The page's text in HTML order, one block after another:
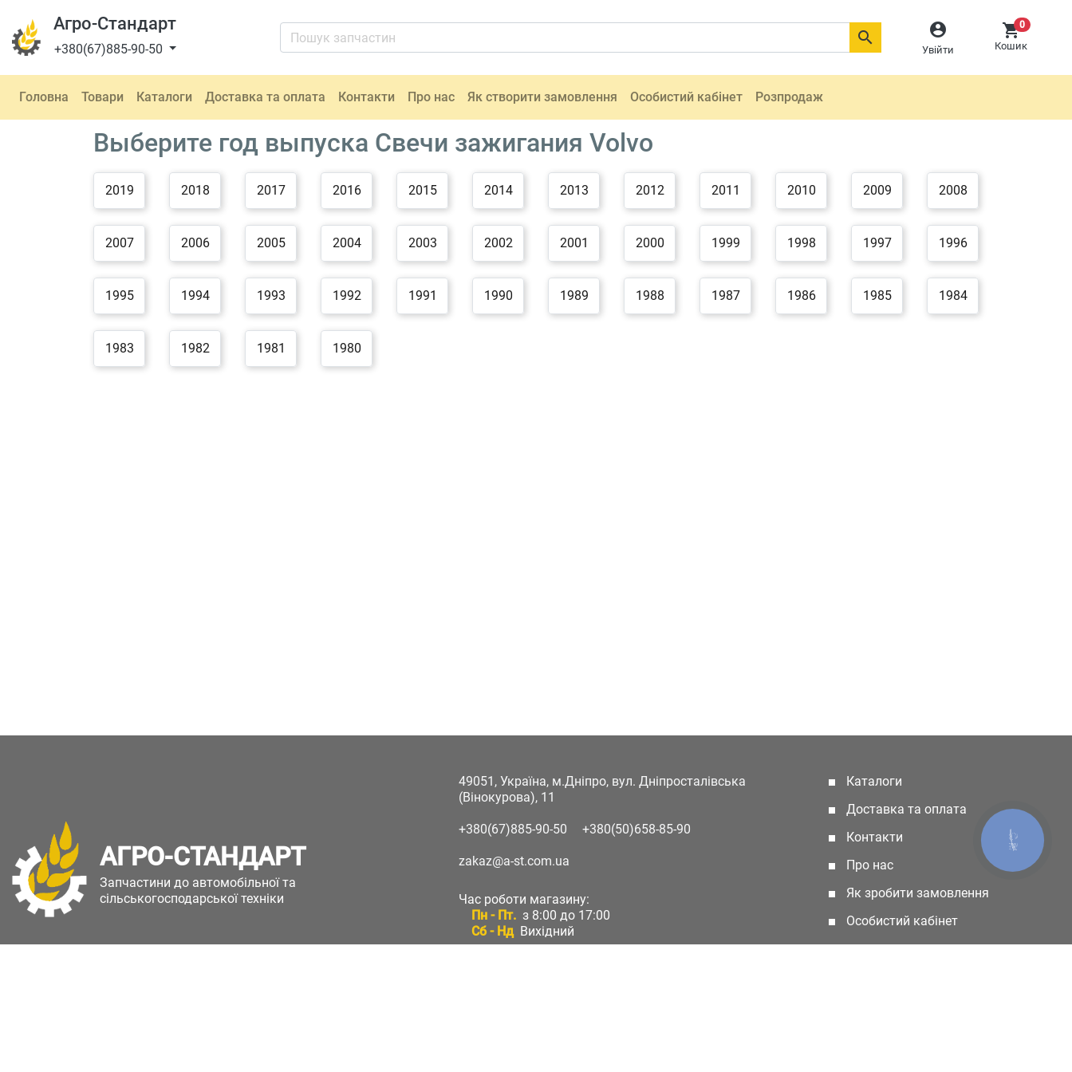
Агро-Стандарт
+380(67)885-90-50

Увійти
0
Кошик

Головна Товари Каталоги Доставка та оплата Контакти Про нас Як створити замовлення Особистий кабінет Розпродаж
Выберите год выпуска Свечи зажигания Volvo
2019 2018 2017 2016 2015 2014 2013 2012 2011 2010 2009 2008
2007 2006 2005 2004 2003 2002 2001 2000 1999 1998 1997 1996
1995 1994 1993 1992 1991 1990 1989 1988 1987 1986 1985 1984
1983 1982 1981 1980
АГРО-СТАНДАРТ
Запчастини до автомобільної та
сільськогосподарської техніки
49051, Україна, м.Дніпро, вул. Дніпросталівська
(Вінокурова), 11
+380(67)885-90-50 +380(50)658-85-90
zakaz@a-st.com.ua
Час роботи магазину:
Пн - Пт. з 8:00 до 17:00
Сб - Нд Вихідний
Каталоги
Доставка та оплата
Контакти
Про нас
Як зробити замовлення
Особистий кабінет
КНОПКА
ЗВ'ЯЗКУ